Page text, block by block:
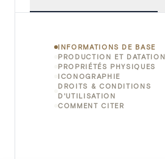
INFORMATIONS DE BASE
PRODUCTION ET DATATION
PROPRIÉTÉS PHYSIQUES
ICONOGRAPHIE
DROITS & CONDITIONS
D'UTILISATION
COMMENT CITER